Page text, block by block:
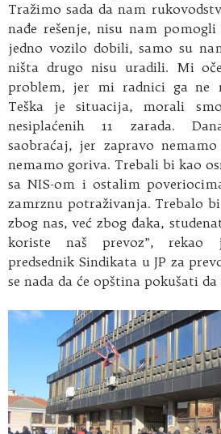
Tražimo sada da nam
nađe rešenje, nisu nam
jedno vozilo dobili, samo su
ništa drugo nisu uradili. Mi
problem, jer mi radnici ga ne
Teška je situacija, morali
nesiplaćenih 11 zarada.
saobraćaj, jer zapravo
nemamo goriva. Trebali bi kao
sa NIS-om i ostalim
zamrznu potraživanja. Trebalo
zbog nas, već zbog đaka,
koriste naš prevoz”, rekao
predsednik Sindikata u JP za
se nada da će opština pokušati